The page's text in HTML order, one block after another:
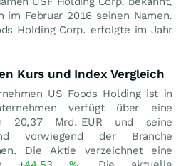
im Februar 2016 seinen Namen.
Holding Corp. erfolgte im Jahr
Kurs und Index Vergleich
US Foods Holding ist in
verfügt über eine
20,37 Mrd. EUR und seine
vorwiegend der Branche
Die Aktie verzeichnet eine